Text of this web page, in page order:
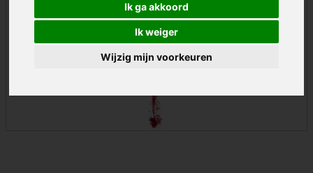
Ik ga akkoord
Ik weiger
Wijzig mijn voorkeuren